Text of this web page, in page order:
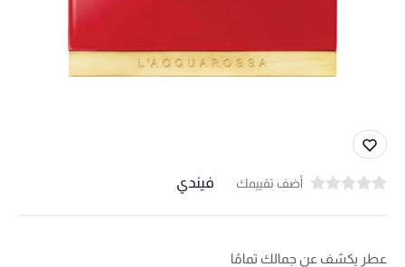
أضف تقييمك فيندي
عطر يكشف عن جمالك تمامًا